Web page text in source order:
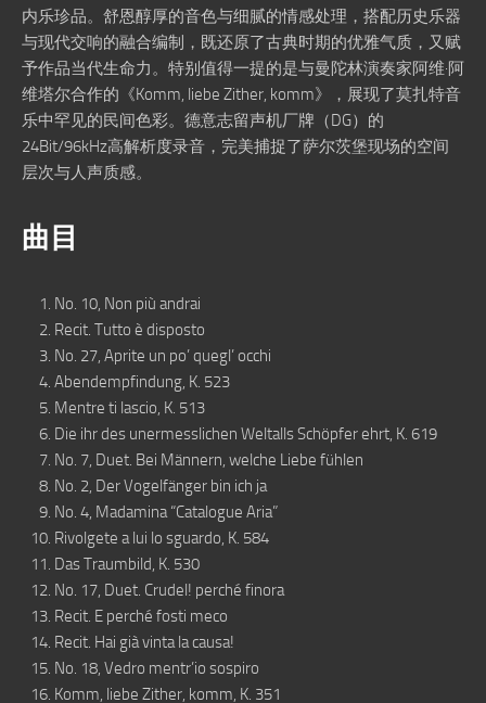
内乐珍品。舒恩醇厚的音色与细腻的情感处理，搭配历史乐器
与现代交响的融合编制，既还原了古典时期的优雅气质，又赋
予作品当代生命力。特别值得一提的是与曼陀林演奏家阿维·阿
维塔尔合作的《Komm, liebe Zither, komm》，展现了莫扎特音
乐中罕见的民间色彩。德意志留声机厂牌（DG）的
24Bit/96kHz高解析度录音，完美捕捉了萨尔茨堡现场的空间
层次与人声质感。
曲目
No. 10, Non più andrai
Recit. Tutto è disposto
No. 27, Aprite un po’ quegl’ occhi
Abendempfindung, K. 523
Mentre ti lascio, K. 513
Die ihr des unermesslichen Weltalls Schöpfer ehrt, K. 619
No. 7, Duet. Bei Männern, welche Liebe fühlen
No. 2, Der Vogelfänger bin ich ja
No. 4, Madamina “Catalogue Aria”
Rivolgete a lui lo sguardo, K. 584
Das Traumbild, K. 530
No. 17, Duet. Crudel! perché finora
Recit. E perché fosti meco
Recit. Hai già vinta la causa!
No. 18, Vedro mentr’io sospiro
Komm, liebe Zither, komm, K. 351